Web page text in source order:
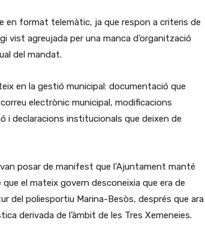
en format telemàtic, ja que respon a criteris de
vist agreujada per una manca d’organització
del mandat.
en la gestió municipal: documentació que
electrònic municipal, modificacions
i declaracions institucionals que deixen de
posar de manifest que l’Ajuntament manté
el mateix govern desconeixia que era de
del poliesportiu Marina-Besòs, després que ara
derivada de l’àmbit de les Tres Xemeneies.